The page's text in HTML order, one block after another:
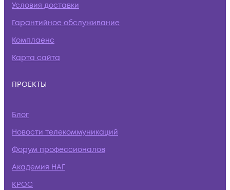
Условия доставки
Гарантийное обслуживание
Комплаенс
Карта сайта
ПРОЕКТЫ
Блог
Новости телекоммуникаций
Форум профессионалов
Академия НАГ
КРОС